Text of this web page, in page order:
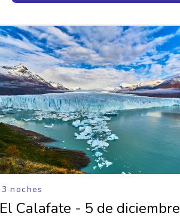
3 noches
El Calafate - 5 de diciembre